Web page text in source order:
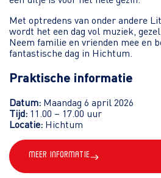
Met optredens van onder andere
wordt het een dag vol muziek,
Neem familie en vrienden mee en
fantastische dag in Hichtum.
Praktische informatie
Datum: Maandag 6 april 2026
Tijd: 11.00 – 17.00 uur
Locatie: Hichtum
Meer informatie